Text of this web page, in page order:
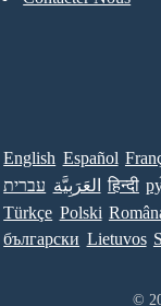
English Español
עברית العَرَبِيَّة हिन्दी
Türkçe Polski
български Lietuvos
©